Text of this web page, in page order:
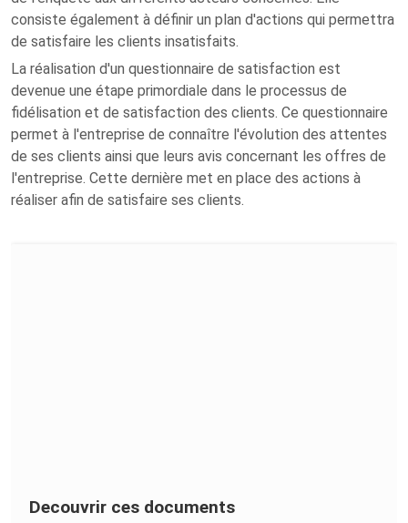
consiste également à définir un plan d'actions qui permettra
de satisfaire les clients insatisfaits.
La réalisation d'un questionnaire de satisfaction est
devenue une étape primordiale dans le processus de
fidélisation et de satisfaction des clients. Ce questionnaire
permet à l'entreprise de connaître l'évolution des attentes
de ses clients ainsi que leurs avis concernant les offres de
l'entreprise. Cette dernière met en place des actions à
réaliser afin de satisfaire ses clients.
Decouvrir ces documents